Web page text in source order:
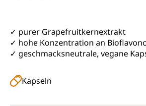
✓ purer Grapefruitkernextrakt
✓ hohe Konzentration an
✓ geschmacksneutrale, vegane
Kapseln